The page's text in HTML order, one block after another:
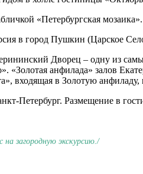
«Петербургская
в город Пушкин (Царское
Дворец – одну из
«Золотая анфилада» залов
входящая в Золотую
Петербург. Размещение в
загородную экскурсию./